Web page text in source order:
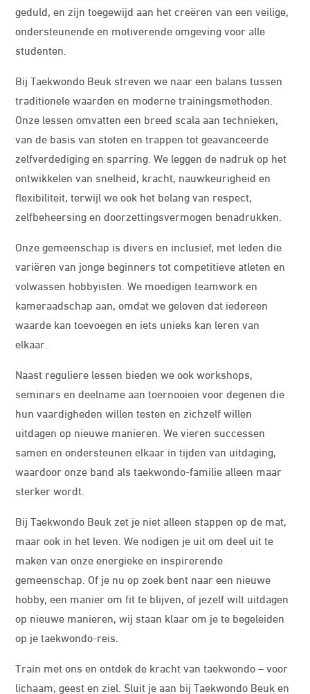
geduld, en zijn toegewijd aan het creëren van een veilige,
ondersteunende en motiverende omgeving voor alle
studenten.
Bij Taekwondo Beuk streven we naar een balans tussen
traditionele waarden en moderne trainingsmethoden.
Onze lessen omvatten een breed scala aan technieken,
van de basis van stoten en trappen tot geavanceerde
zelfverdediging en sparring. We leggen de nadruk op het
ontwikkelen van snelheid, kracht, nauwkeurigheid en
flexibiliteit, terwijl we ook het belang van respect,
zelfbeheersing en doorzettingsvermogen benadrukken.
Onze gemeenschap is divers en inclusief, met leden die
variëren van jonge beginners tot competitieve atleten en
volwassen hobbyisten. We moedigen teamwork en
kameraadschap aan, omdat we geloven dat iedereen
waarde kan toevoegen en iets unieks kan leren van
elkaar.
Naast reguliere lessen bieden we ook workshops,
seminars en deelname aan toernooien voor degenen die
hun vaardigheden willen testen en zichzelf willen
uitdagen op nieuwe manieren. We vieren successen
samen en ondersteunen elkaar in tijden van uitdaging,
waardoor onze band als taekwondo-familie alleen maar
sterker wordt.
Bij Taekwondo Beuk zet je niet alleen stappen op de mat,
maar ook in het leven. We nodigen je uit om deel uit te
maken van onze energieke en inspirerende
gemeenschap. Of je nu op zoek bent naar een nieuwe
hobby, een manier om fit te blijven, of jezelf wilt uitdagen
op nieuwe manieren, wij staan klaar om je te begeleiden
op je taekwondo-reis.
Train met ons en ontdek de kracht van taekwondo – voor
lichaam, geest en ziel. Sluit je aan bij Taekwondo Beuk en